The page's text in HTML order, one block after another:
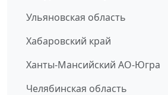
Ульяновская область
Хабаровский край
Ханты-Мансийский АО-Югра
Челябинская область